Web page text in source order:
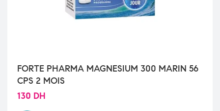
FORTE PHARMA MAGNESIUM 300 MARIN 56
CPS 2 MOIS
130 DH